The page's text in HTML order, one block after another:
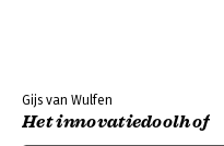
Gijs van Wulfen
Het innovatiedoolhof